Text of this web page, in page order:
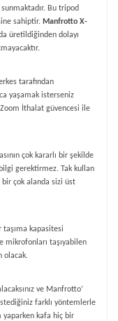
Bu tripod
sahiptir. Manfrotto X-
üretildiğinden dolayı
tarafından
yaşamak isterseniz
İthalat güvencesi ile
çok kararlı bir şekilde
gerektirmez. Tak kullan
bir çok alanda sizi üst
taşıma kapasitesi
mikrofonları taşıyabilen
olacak.
ve Manfrotto’
istediğiniz farklı yöntemlerle
yaparken kafa hiç bir